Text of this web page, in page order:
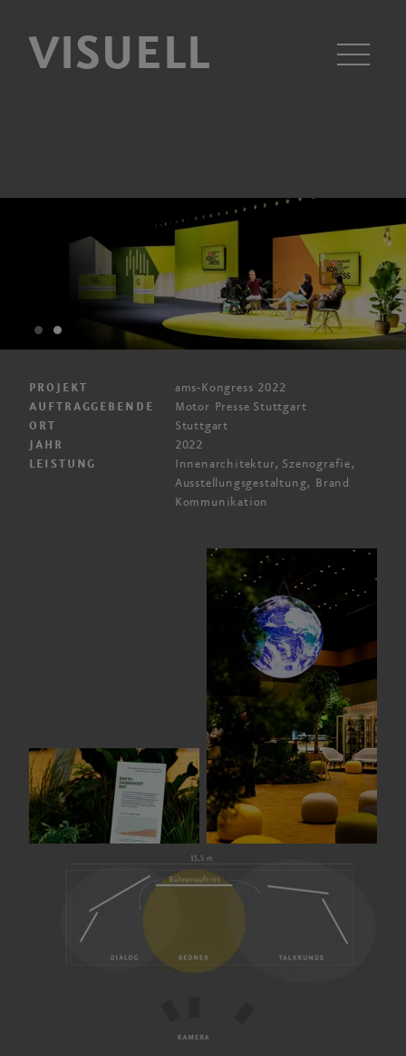
VISUELL
PROJEKT ams-Kongress 2022
AUFTRAGGEBENDE Motor Presse Stuttgart
ORT Stuttgart
JAHR 2022
LEISTUNG
Innenarchitektur, Szenografie,
Ausstellungs­gestaltung, Brand
Kommunikation